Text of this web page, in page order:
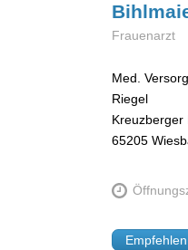
Frauenarzt
Med.
Riegel
Kreuzberger
65205
Empfehlen